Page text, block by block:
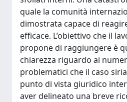
quale la comunità
dimostrata capace di
efficace. L’obiettivo che il
propone di raggiungere è
chiarezza riguardo ai
problematici che il caso
punto di vista giuridico
aver delineato una breve